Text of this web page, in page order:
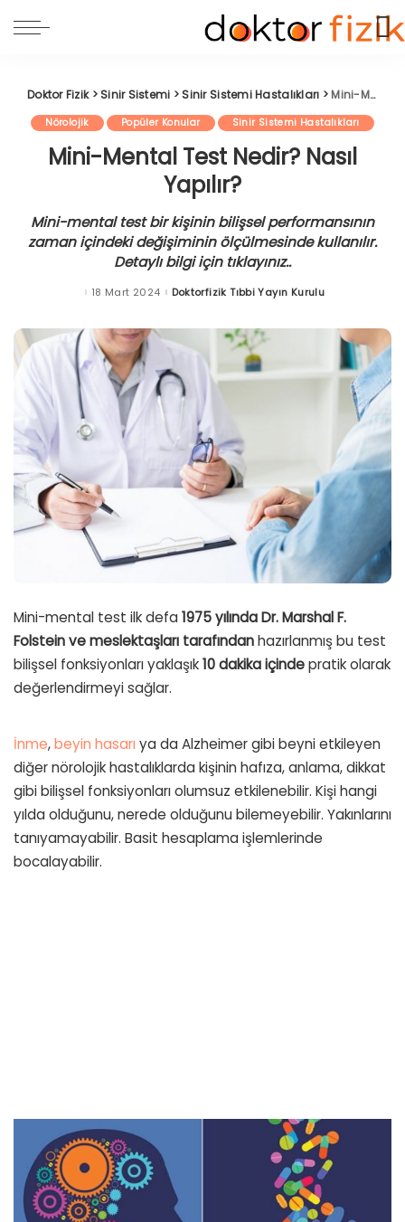
Doktor Fizik>Sinir Sistemi >Sinir Sistemi Hastalıkları > Mini-Mental Test Nedir? Nasıl Yapılır?
Nörolojik Popüler Konular Sinir Sistemi Hastalıkları
Mini-Mental Test Nedir? Nasıl
Yapılır?
Mini-mental test bir kişinin bilişsel performansının
zaman içindeki değişiminin ölçülmesinde kullanılır.
Detaylı bilgi için tıklayınız..
18 Mart 2024Posted
Doktorfizik Tıbbi Yayın Kurulu
Mini-mental test ilk defa 1975 yılında Dr. Marshal F.
Folstein ve meslektaşları tarafındanhazırlanmış bu test
bilişsel fonksiyonları yaklaşık10 dakika içindepratik olarak
değerlendirmeyi sağlar.
İnme,beyin hasarı ya da Alzheimer gibi beyni etkileyen
diğer nörolojik hastalıklarda kişinin hafıza, anlama, dikkat
gibi bilişsel fonksiyonları olumsuz etkilenebilir. Kişi hangi
yılda olduğunu, nerede olduğunu bilemeyebilir. Yakınlarını
tanıyamayabilir. Basit hesaplama işlemlerinde
bocalayabilir.